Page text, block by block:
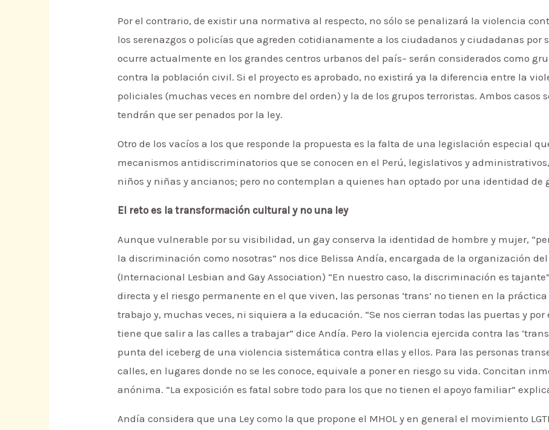
Por el contrario, de existir una normativa al respecto, no sólo se penalizará la violencia
los serenazgos o policías que agreden cotidianamente a los ciudadanos y ciudadanas por
ocurre actualmente en los grandes centros urbanos del país– serán considerados como
contra la población civil. Si el proyecto es aprobado, no existirá ya la diferencia entre la
policiales (muchas veces en nombre del orden) y la de los grupos terroristas. Ambos casos
tendrán que ser penados por la ley.
Otro de los vacíos a los que responde la propuesta es la falta de una legislación especial
mecanismos antidiscriminatorios que se conocen en el Perú, legislativos y
niños y niñas y ancianos; pero no contemplan a quienes han optado por una identidad de
El reto es la transformación cultural y no una ley
Aunque vulnerable por su visibilidad, un gay conserva la identidad de hombre y mujer,
la discriminación como nosotras” nos dice Belissa Andía, encargada de la organización del
(Internacional Lesbian and Gay Association) “En nuestro caso, la discriminación es
directa y el riesgo permanente en el que viven, las personas ‘trans’ no tienen en la
trabajo y, muchas veces, ni siquiera a la educación. “Se nos cierran todas las puertas y
tiene que salir a las calles a trabajar” dice Andía. Pero la violencia ejercida contra las
punta del iceberg de una violencia sistemática contra ellas y ellos. Para las personas
calles, en lugares donde no se les conoce, equivale a poner en riesgo su vida. Concitan
anónima. “La exposición es fatal sobre todo para los que no tienen el apoyo familiar”
Andía considera que una Ley como la que propone el MHOL y en general el movimiento